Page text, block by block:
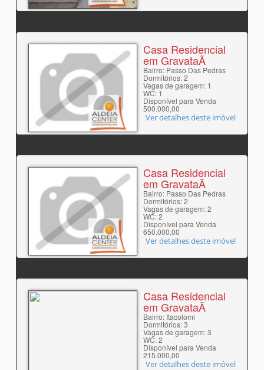
Casa Residencial
em GravataÃ­
Bairro: Passo Das Pedras
Dormitórios: 2
Vagas de garagem: 1
WC: 1
Disponível para Venda
500.000,00
Ver detalhes deste imóvel
Casa Residencial
em GravataÃ­
Bairro: Passo Das Pedras
Dormitórios: 2
Vagas de garagem: 2
WC: 2
Disponível para Venda
650.000,00
Ver detalhes deste imóvel
Casa Residencial
em GravataÃ­
Bairro: Itacolomi
Dormitórios: 3
Vagas de garagem: 3
WC: 2
Disponível para Venda
215.000,00
Ver detalhes deste imóvel